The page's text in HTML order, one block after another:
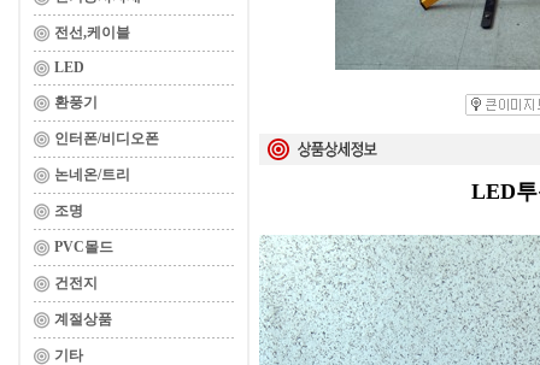
전선,케이블
LED
환풍기
인터폰/비디오폰
논네온/트리
조명
PVC몰드
건전지
계절상품
기타
LED